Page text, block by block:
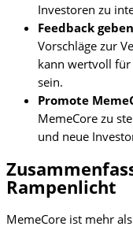
Investoren zu
Feedback
Vorschläge zur
kann wertvoll
sein.
Promote
MemeCore zu
und neue
Rampenlicht
MemeCore ist mehr